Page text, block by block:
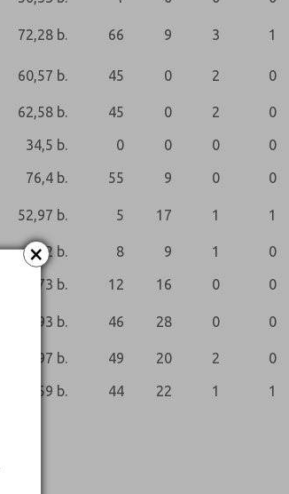
×
72,28 b. 66 9 3 1
60,57 b. 45 0 2 0
62,58 b. 45 0 2 0
34,5 b. 0 0 0 0
76,4 b. 55 9 0 0
52,97 b. 5 17 1 1
41,2 b. 8 9 1 0
59,73 b. 12 16 0 0
56,93 b. 46 28 0 0
53,97 b. 49 20 2 0
59 b. 44 22 1 1